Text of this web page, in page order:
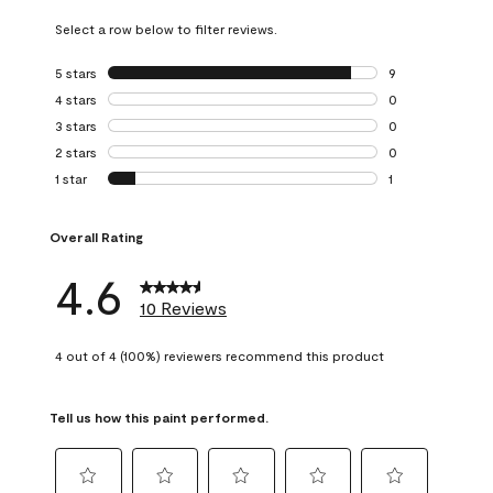
Select a row below to filter reviews.
5 stars stars
9
9 reviews with 5
4 stars stars
0
0 reviews with 4
3 stars stars
0
0 reviews with 3
2 stars stars
0
0 reviews with 2
1 star stars
1
Overall Rating
4.6 10 Reviews
4 out of 4 (100%) reviewers recommend this product
Tell us how this paint performed.